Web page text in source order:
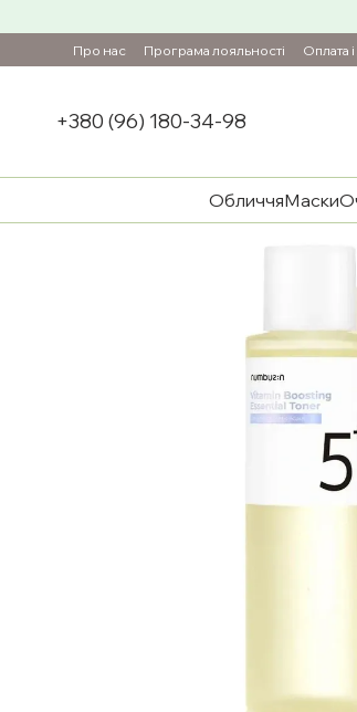
Про нас Програма лояльності Оплата
+380 (96) 180-34-98
ОбличчяМаски